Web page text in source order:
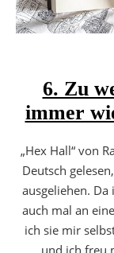
6. Zu
immer
„Hex Hall“ von
Deutsch
ausgeliehen.
auch mal an
ich sie mir